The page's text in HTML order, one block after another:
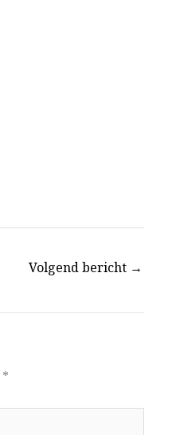
Volgend bericht →
*